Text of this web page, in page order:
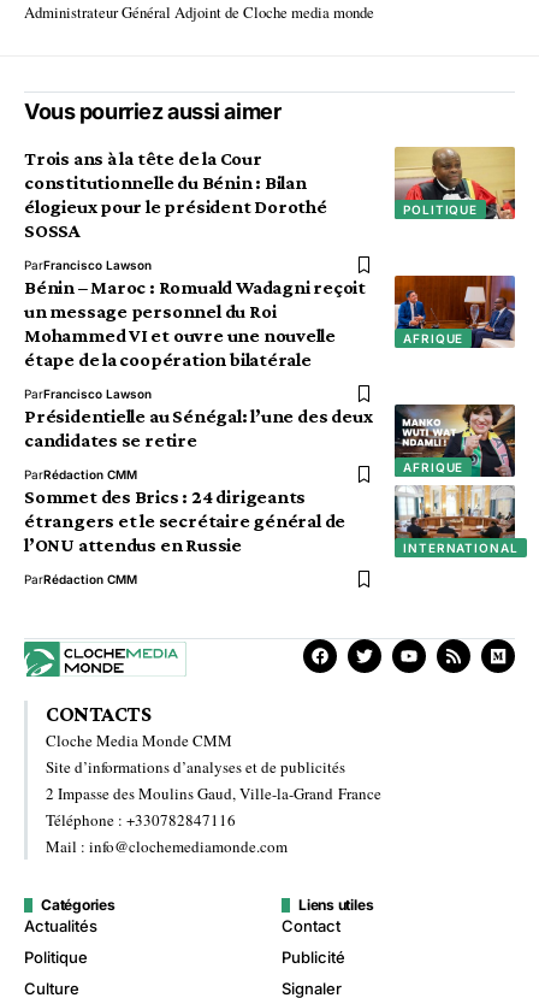
Administrateur Général Adjoint de Cloche media monde
Vous pourriez aussi aimer
POLITIQUE
Trois ans à la tête de la Cour
constitutionnelle du Bénin : Bilan
élogieux pour le président Dorothé
SOSSA
ParFrancisco Lawson
AFRIQUE
Bénin – Maroc : Romuald Wadagni reçoit
un message personnel du Roi
Mohammed VI et ouvre une nouvelle
étape de la coopération bilatérale
ParFrancisco Lawson
AFRIQUE
Présidentielle au Sénégal: l’une des deux
candidates se retire
ParRédaction CMM
INTERNATIONAL
Sommet des Brics : 24 dirigeants
étrangers et le secrétaire général de
l’ONU attendus en Russie
ParRédaction CMM
CONTACTS
Cloche Media Monde CMM
Site d’informations d’analyses et de publicités
2 Impasse des Moulins Gaud, Ville-la-Grand France
Téléphone : +330782847116
Mail : info@clochemediamonde.com
Catégories
Actualités
Politique
Culture
Liens utiles
Contact
Publicité
Signaler